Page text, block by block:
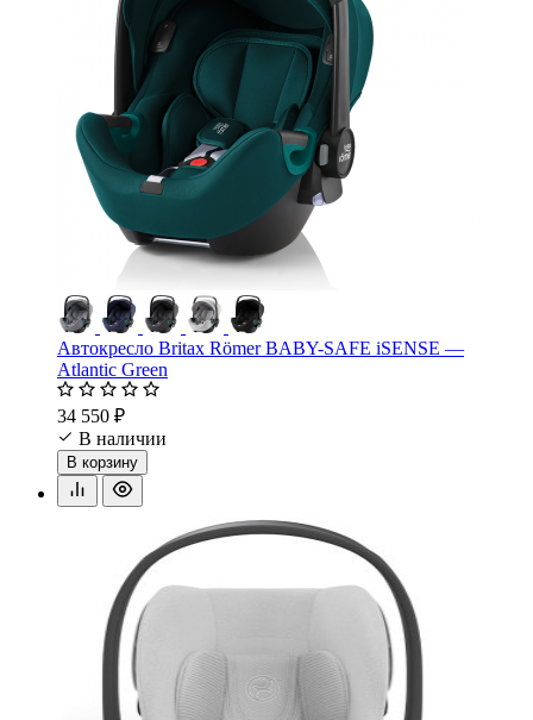
Автокресло Britax Römer BABY-SAFE iSENSE —
Atlantic Green
34 550 ₽
В наличии
В корзину